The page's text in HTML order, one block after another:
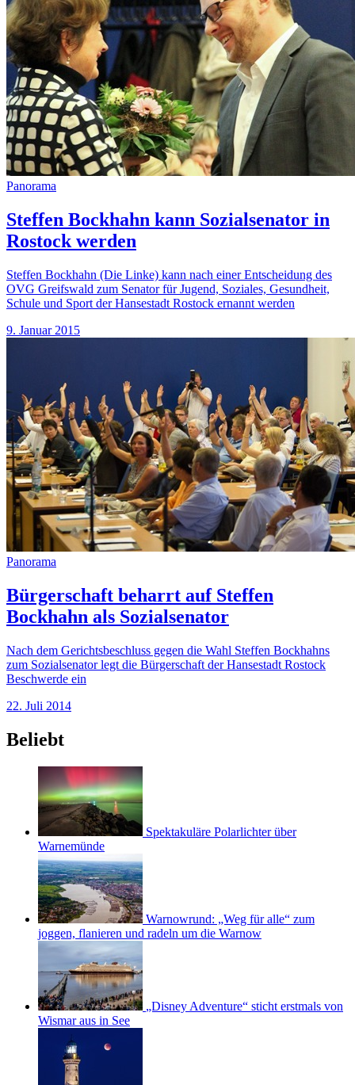
Panorama
Steffen Bockhahn kann Sozialsenator in
Rostock werden
Steffen Bockhahn (Die Linke) kann nach einer Entscheidung des
OVG Greifswald zum Senator für Jugend, Soziales, Gesundheit,
Schule und Sport der Hansestadt Rostock ernannt werden
9. Januar 2015
Panorama
Bürgerschaft beharrt auf Steffen
Bockhahn als Sozialsenator
Nach dem Gerichtsbeschluss gegen die Wahl Steffen Bockhahns
zum Sozialsenator legt die Bürgerschaft der Hansestadt Rostock
Beschwerde ein
22. Juli 2014
Beliebt
Spektakuläre Polarlichter über
Warnemünde
Warnowrund: „Weg für alle“ zum
joggen, flanieren und radeln um die Warnow
„Disney Adventure“ sticht erstmals von
Wismar aus in See